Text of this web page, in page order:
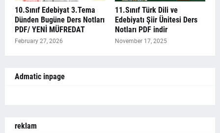
10.Sınıf Edebiyat 3.Tema
Dünden Bugüne Ders Notları
PDF/ YENİ MÜFREDAT
February 27, 2026
11.Sınıf Türk Dili ve
Edebiyatı Şiir Ünitesi Ders
Notları PDF indir
November 17, 2025
Admatic inpage
reklam